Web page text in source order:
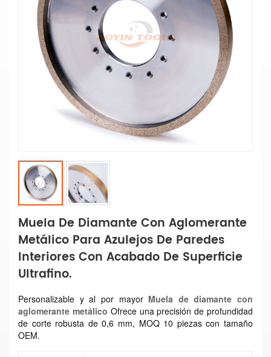
Muela De Diamante Con Aglomerante
Metálico Para Azulejos De Paredes
Interiores Con Acabado De Superficie
Ultrafino.
Personalizable y al por mayor Muela de diamante con
aglomerante metálico Ofrece una precisión de profundidad
de corte robusta de 0,6 mm, MOQ 10 piezas con tamaño
OEM.